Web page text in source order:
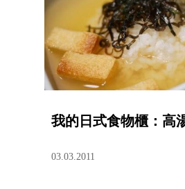
我的日式食物櫃：高
03.03.2011